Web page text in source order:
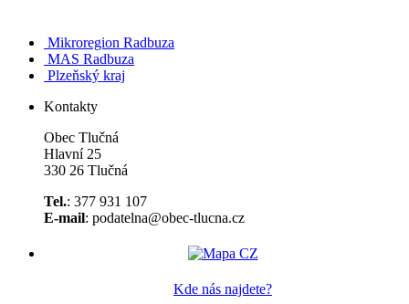
Mikroregion Radbuza
MAS Radbuza
Plzeňský kraj
Kontakty
Obec Tlučná
Hlavní 25
330 26 Tlučná
Tel.: 377 931 107
E-mail: podatelna@obec-tlucna.cz
Kde nás najdete?